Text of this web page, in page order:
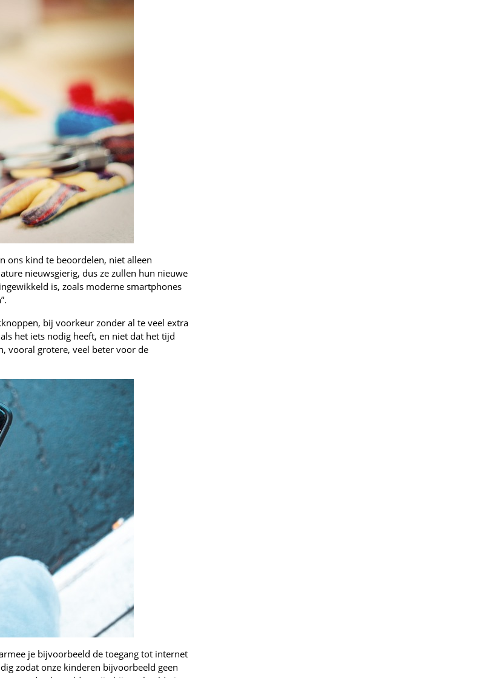
ons kind te beoordelen, niet alleen
nieuwsgierig, dus ze zullen hun nieuwe
is, zoals moderne smartphones
bij voorkeur zonder al te veel extra
het iets nodig heeft, en niet dat het tijd
vooral grotere, veel beter voor de
je bijvoorbeeld de toegang tot internet
zodat onze kinderen bijvoorbeeld geen